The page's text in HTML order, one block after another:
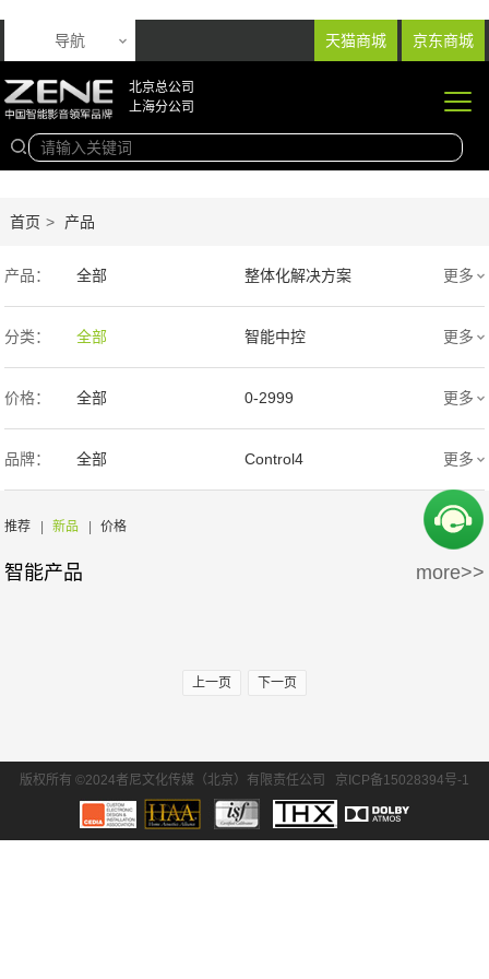
天猫商城 京东商城
导航
北京总公司
上海分公司
首页 > 产品
产品： 全部 整体化解决方案
音响产品 投影产品
专业扩声音箱 幕布产品
声学产品 智能产品
周边产品
更多
分类： 全部 智能中控 更多
价格： 全部 0-2999
3000-9999 1万-5万
5万-15万
30万-50万
更多
品牌： 全部 Control4 更多
推荐 | 新品 | 价格
智能产品 more>>
上一页 下一页
版权所有 ©2024者尼文化传媒（北京）有限责任公司 京ICP备15028394号-1